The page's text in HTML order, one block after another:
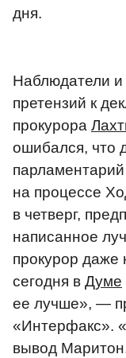
дня.
Наблюдатели и
претензий к
прокурора
ошибался, что
на процессе
в четверг,
написанное
прокурор даже
сегодня в Думе
ее лучше», —
«Интерфакс».
вывод